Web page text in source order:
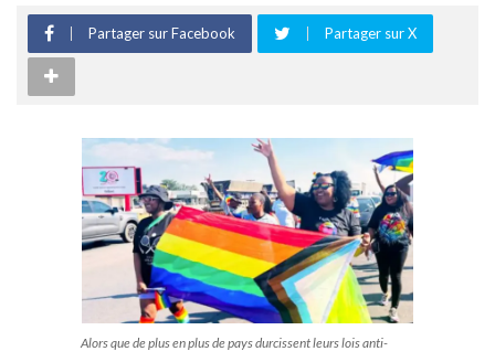
Partager sur Facebook Partager sur X
Alors que de plus en plus de pays durcissent leurs lois anti-